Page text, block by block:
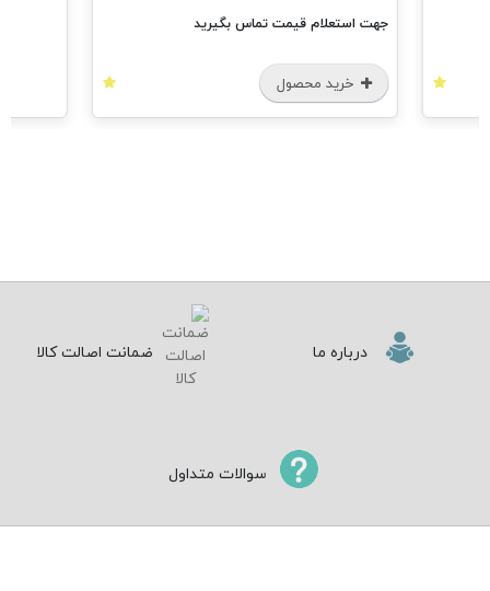
جهت استعلام قیمت تماس بگیرید
خرید محصول
درباره ما ضمانت اصالت کالا
سوالات متداول